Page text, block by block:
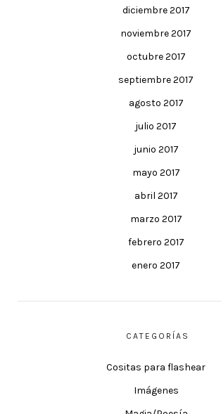
diciembre 2017
noviembre 2017
octubre 2017
septiembre 2017
agosto 2017
julio 2017
junio 2017
mayo 2017
abril 2017
marzo 2017
febrero 2017
enero 2017
CATEGORÍAS
Cositas para flashear
Imágenes